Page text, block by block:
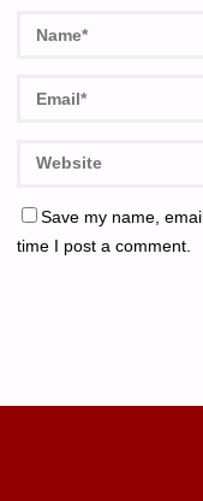
Save my name,
time I post a comment.